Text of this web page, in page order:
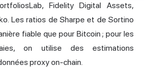
Fidelity Digital Assets,
Les ratios de Sharpe et de Sortino
fiable que pour Bitcoin ; pour les
on utilise des estimations
proxy on-chain.